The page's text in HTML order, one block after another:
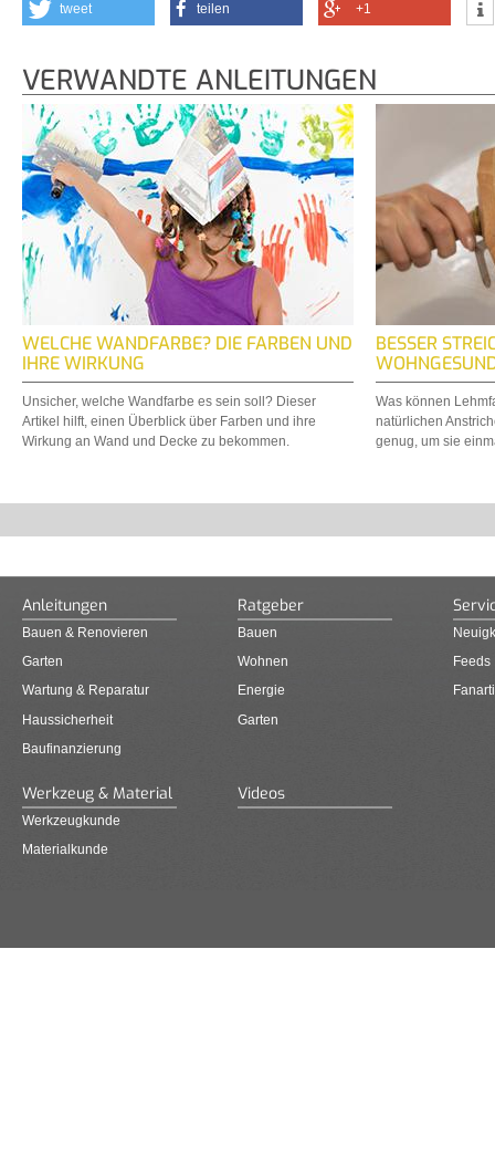
tweet teilen +1
VERWANDTE ANLEITUNGEN
WELCHE WANDFARBE? DIE FARBEN UND
IHRE WIRKUNG
Unsicher, welche Wandfarbe es sein soll? Dieser
Artikel hilft, einen Überblick über Farben und ihre
Wirkung an Wand und Decke zu bekommen.
BESSER
Was können
natürlichen
genug, um sie
Anleitungen
Bauen & Renovieren
Garten
Wartung & Reparatur
Haussicherheit
Baufinanzierung
Ratgeber
Bauen
Wohnen
Energie
Garten
Feeds
Werkzeug & Material
Werkzeugkunde
Materialkunde
Videos